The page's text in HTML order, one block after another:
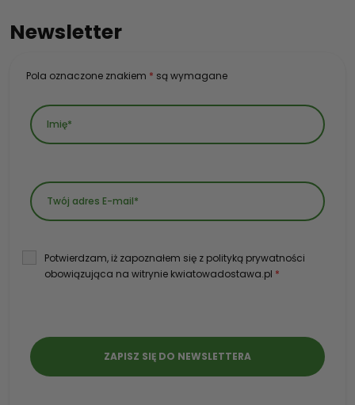
Newsletter
Pola oznaczone znakiem * są wymagane
Potwierdzam, iż zapoznałem się z polityką prywatności
obowiązująca na witrynie kwiatowadostawa.pl *